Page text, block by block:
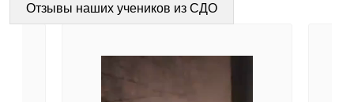
Отзывы наших учеников из СДО